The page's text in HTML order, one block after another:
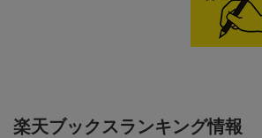
楽天ブックスランキング情報